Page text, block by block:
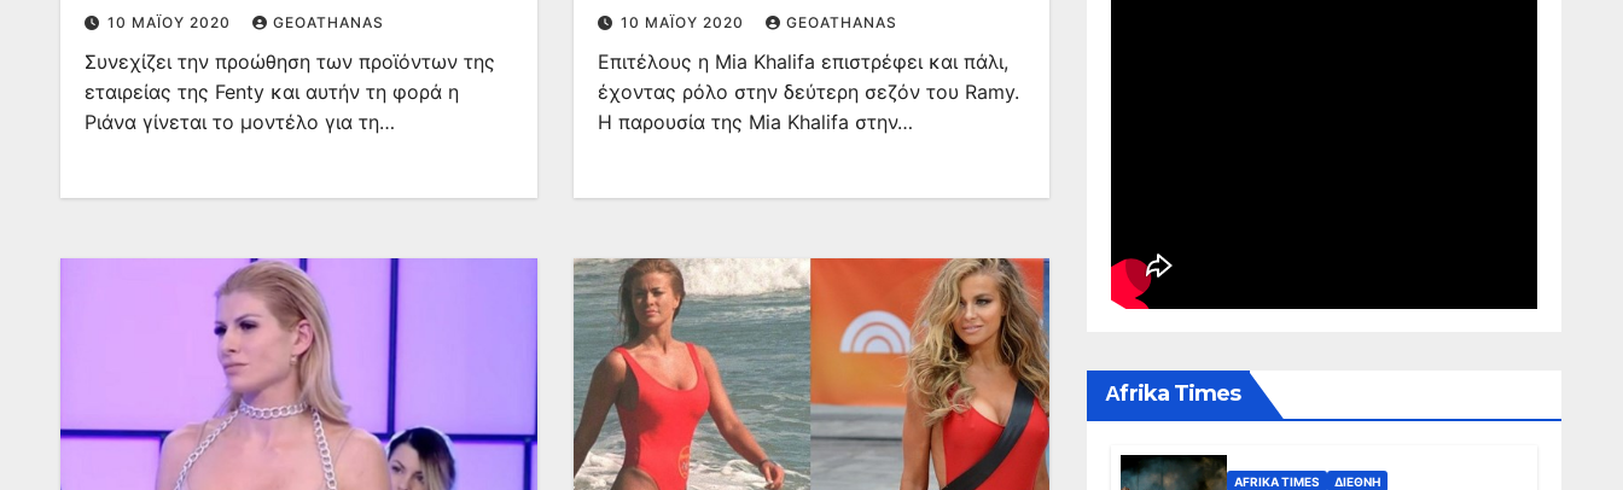
10 ΜΑΪ́ΟΥ 2020 GEOATHANAS
Συνεχίζει την προώθηση των προϊόντων της
εταιρείας της Fenty και αυτήν τη φορά η
Ριάνα γίνεται το μοντέλο για τη…
10 ΜΑΪ́ΟΥ 2020 GEOATHANAS
Επιτέλους η Mia Khalifa επιστρέφει και πάλι,
έχοντας ρόλο στην δεύτερη σεζόν του Ramy.
Η παρουσία της Mia Khalifa στην…
Αfrika Times
AFRIKA TIMES ΔΙΕΘΝΉ